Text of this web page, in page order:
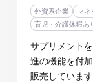
外資系企業 マネ
育児・介護休暇あ
サプリメント
進の機能を付
販売していま